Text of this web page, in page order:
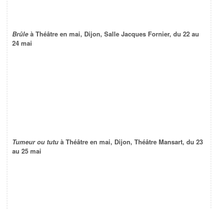
Brûle à Théâtre en mai, Dijon, Salle Jacques Fornier, du 22 au
24 mai
Tumeur ou tutu à Théâtre en mai, Dijon, Théâtre Mansart, du 23
au 25 mai